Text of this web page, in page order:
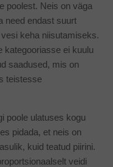
poolest. Neis on väga
need endast suurt
keha niisutamiseks.
kategooriasse ei kuulu
saadused, mis on
teistesse
poole ulatuses kogu
pidada, et neis on
kuid teatud piirini.
veidi